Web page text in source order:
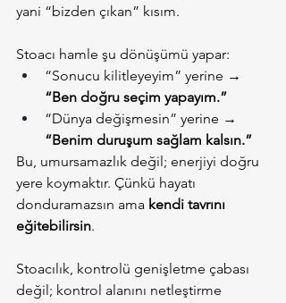
yani “bizden çıkan” kısım.
Stoacı hamle şu dönüşümü yapar:
“Sonucu kilitleyeyim” yerine →
“Ben doğru seçim yapayım.”
“Dünya değişmesin” yerine →
“Benim duruşum sağlam kalsın.”
Bu, umursamazlık değil; enerjiyi doğru
yere koymaktır. Çünkü hayatı
donduramazsın ama kendi tavrını
eğitebilirsin.
Stoacılık, kontrolü genişletme çabası
değil; kontrol alanını netleştirme